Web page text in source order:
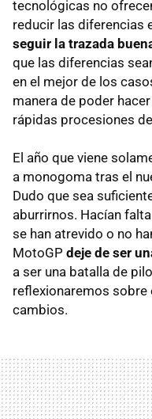
tecnológicas no
reducir las diferencias
seguir la trazada
que las diferencias
en el mejor de los
manera de poder
rápidas procesiones
El año que viene
a monogoma tras el
Dudo que sea
aburrirnos. Hacían
se han atrevido o no
MotoGP deje de ser
a ser una batalla de
reflexionaremos
cambios.